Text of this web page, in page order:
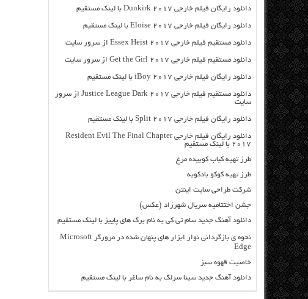
دانلود رایگان فیلم خارجی Dunkirk 2017 با لینک مستقیم
دانلود رایگان فیلم خارجی Eloise 2017 با لینک مستقیم
دانلود مستقیم فیلم خارجی Essex Heist 2017 از سرور سایت
دانلود مستقیم فیلم خارجی Get the Girl 2017 از سرور سایت
دانلود رایگان فیلم خارجی iBoy 2017 با لینک مستقیم
دانلود مستقیم فیلم خارجی Justice League Dark 2017 از سرور
سایت
دانلود رایگان فیلم خارجی Split 2017 با لینک مستقیم
دانلود رایگان فیلم خارجی Resident Evil The Final Chapter
2017 با لینک مستقیم
طرز تهیه کباب کوبیده مرغ
طرز تهیه کوکو بادکوبه
شرکت طراحی سایت اینتن
جشن اختتامیه سریال شهرزاد (عکس)
دانلود آهنگ جدید سام تی کی به نام برگ های پاییز با لینک مستقیم
نحوه ی بازگردانی نوار ابزار های پنهان شده در مرورگر Microsoft
Edge
خاصیت قهوه سبز
دانلود آهنگ جدید سینا سرلک به نام ساغر با لینک مستقیم